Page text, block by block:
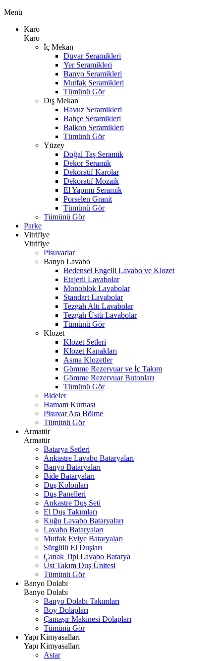
Menü
Karo
Karo
İç Mekan
Duvar Seramikleri
Yer Seramikleri
Banyo Seramikleri
Mutfak Seramikleri
Tümünü Gör
Dış Mekan
Havuz Seramikleri
Bahçe Seramikleri
Balkon Seramikleri
Tümünü Gör
Yüzey
Doğal Taş Seramik
Dekor Seramik
Dekoratif Karolar
Dekoratif Mozaik
El Yapımı Seramik
Porselen Granit
Tümünü Gör
Tümünü Gör
Parke
Vitrifiye
Vitrifiye
Pisuvarlar
Banyo Lavabo
Bedensel Engelli Lavabo ve Klozet
Etajerli Lavabolar
Monoblok Lavabolar
Standart Lavabolar
Tezgah Altı Lavabolar
Tezgah Üstü Lavabolar
Tümünü Gör
Klozet
Klozet Setleri
Klozet Kapakları
Asma Klozetler
Gömme Rezervuar ve İç Takım
Gömme Rezervuar Butonları
Tümünü Gör
Bideler
Hamam Kurnası
Pisuvar Ara Bölme
Tümünü Gör
Armatür
Armatür
Batarya Setleri
Ankastre Lavabo Bataryaları
Banyo Bataryaları
Bide Bataryaları
Duş Kolonları
Duş Panelleri
Ankastre Duş Seti
El Duş Takımları
Kuğu Lavabo Bataryaları
Lavabo Bataryaları
Mutfak Eviye Bataryaları
Sürgülü El Duşları
Çanak Tipi Lavabo Batarya
Üst Takım Duş Ünitesi
Tümünü Gör
Banyo Dolabı
Banyo Dolabı
Banyo Dolabı Takımları
Boy Dolapları
Çamaşır Makinesi Dolapları
Tümünü Gör
Yapı Kimyasalları
Yapı Kimyasalları
Astar